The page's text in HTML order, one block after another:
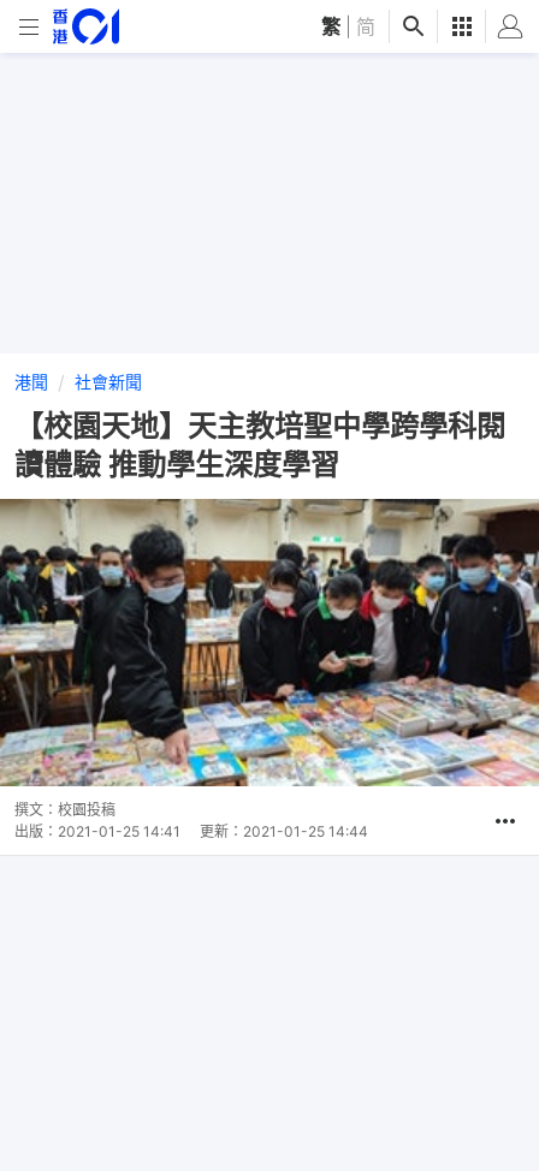
繁 简
港聞 社會新聞
【校園天地】天主教培聖中學跨學科閱
讀體驗 推動學生深度學習
撰文： 校園投稿
出版： 2021-01-25 14:41 更新： 2021-01-25 14:44